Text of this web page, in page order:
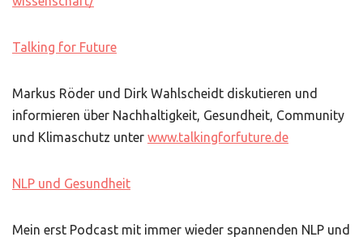
Talking for Future
Markus Röder und Dirk Wahlscheidt diskutieren und
informieren über Nachhaltigkeit, Gesundheit, Community
und Klimaschutz unter www.talkingforfuture.de
NLP und Gesundheit
Mein erst Podcast mit immer wieder spannenden NLP und